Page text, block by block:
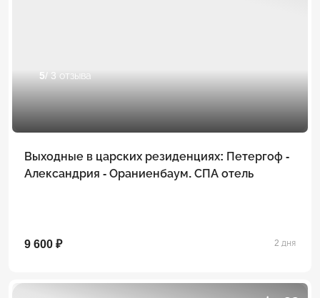
5/ 3 отзыва
Выходные в царских резиденциях: Петергоф -
Александрия - Ораниенбаум. СПА отель
9 600 ₽ 2 дня